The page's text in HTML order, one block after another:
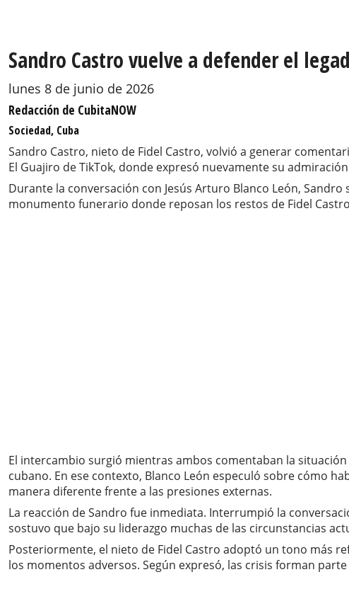
Sandro Castro vuelve a defender el
lunes 8 de junio de 2026
Redacción de CubitaNOW
Sociedad, Cuba
Sandro Castro, nieto de Fidel Castro, volvió a generar
El Guajiro de TikTok, donde expresó nuevamente su
Durante la conversación con Jesús Arturo Blanco León,
monumento funerario donde reposan los restos de Fidel
El intercambio surgió mientras ambos comentaban la
cubano. En ese contexto, Blanco León especuló sobre cómo
manera diferente frente a las presiones externas.
La reacción de Sandro fue inmediata. Interrumpió la
sostuvo que bajo su liderazgo muchas de las circunstancias
Posteriormente, el nieto de Fidel Castro adoptó un tono más
los momentos adversos. Según expresó, las crisis forman